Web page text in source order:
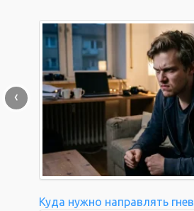
Куда нужно направлять гнев
‹